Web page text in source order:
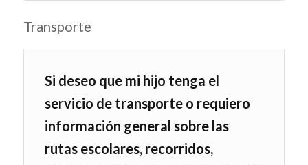
Transporte
Si deseo que mi hijo tenga el
servicio de transporte o requiero
información general sobre las
rutas escolares, recorridos,